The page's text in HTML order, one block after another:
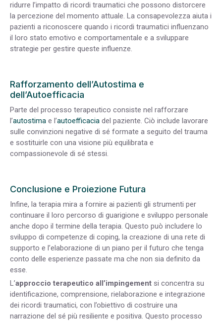
ridurre l’impatto di ricordi traumatici che possono distorcere
la percezione del momento attuale. La consapevolezza aiuta i
pazienti a riconoscere quando i ricordi traumatici influenzano
il loro stato emotivo e comportamentale e a sviluppare
strategie per gestire queste influenze.
Rafforzamento dell’Autostima e
dell’Autoefficacia
Parte del processo terapeutico consiste nel rafforzare
l’autostima e l’autoefficacia del paziente. Ciò include lavorare
sulle convinzioni negative di sé formate a seguito del trauma
e sostituirle con una visione più equilibrata e
compassionevole di sé stessi.
Conclusione e Proiezione Futura
Infine, la terapia mira a fornire ai pazienti gli strumenti per
continuare il loro percorso di guarigione e sviluppo personale
anche dopo il termine della terapia. Questo può includere lo
sviluppo di competenze di coping, la creazione di una rete di
supporto e l’elaborazione di un piano per il futuro che tenga
conto delle esperienze passate ma che non sia definito da
esse.
L’approccio terapeutico all’impingement si concentra su
identificazione, comprensione, rielaborazione e integrazione
dei ricordi traumatici, con l’obiettivo di costruire una
narrazione del sé più resiliente e positiva. Questo processo